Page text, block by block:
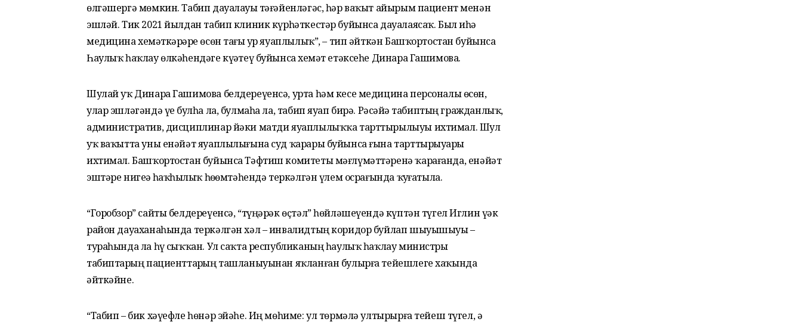
өлгәшергә мөмкин. Табип дауалауҙы тәғәйенләгәс, һәр ваҡыт айырым пациент менән
эшләй. Тик 2021 йылдан табип клиник күрһәткестәр буйынса дауалаясаҡ. Был иһә
медицина хеҙмәткәрҙәре өсөн тағы ҙур яуаплылыҡ”, – тип әйткән Башҡортостан буйынса
Һаулыҡ һаҡлау өлкәһендәге күҙәтеү буйынса хеҙмәт етәксеһе Динара Гашимова.
Шулай уҡ Динара Гашимова белдереүенсә, урта һәм кесе медицина персоналы өсөн,
улар эшләгәндә үҙе булһа ла, булмаһа ла, табип яуап бирә. Рәсәйҙә табиптың гражданлыҡ,
административ, дисциплинар йәки матди яуаплылыҡҡа тарттырылыуы ихтимал. Шул
уҡ ваҡытта уны енәйәт яуаплылығына суд ҡарары буйынса ғына тарттырыуҙары
ихтимал. Башҡортостан буйынса Тәфтиш комитеты мәғлүмәттәренә ҡарағанда, енәйәт
эштәре нигеҙҙә һаҡһыҙлыҡ һөҙөмтәһендә теркәлгән үлем осрағында ҡуҙғатыла.
“Горобзор” сайты белдереүенсә, “түңәрәк өҫтәл” һөйләшеүендә күптән түгел Иглин үҙәк
район дауаханаһында теркәлгән хәл – инвалидтың коридор буйлап шыуышыуы –
тураһында ла һүҙ сыҡҡан. Ул саҡта республиканың һаулыҡ һаҡлау министры
табиптарҙың пациенттарҙың ташланыуынан яҡланған булырға тейешлеге хаҡында
әйткәйне.
“Табип – бик хәүефле һөнәр эйәһе. Иң мөһиме: ул төрмәлә ултырырға тейеш түгел, ә